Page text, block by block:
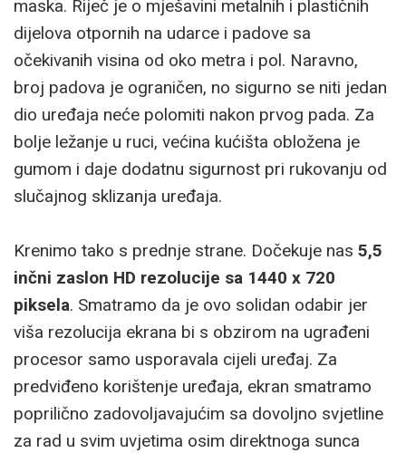
maska. Riječ je o mješavini metalnih i plastičnih
dijelova otpornih na udarce i padove sa
očekivanih visina od oko metra i pol. Naravno,
broj padova je ograničen, no sigurno se niti jedan
dio uređaja neće polomiti nakon prvog pada. Za
bolje ležanje u ruci, većina kućišta obložena je
gumom i daje dodatnu sigurnost pri rukovanju od
slučajnog sklizanja uređaja.
Krenimo tako s prednje strane. Dočekuje nas 5,5
inčni zaslon HD rezolucije sa 1440 x 720
piksela. Smatramo da je ovo solidan odabir jer
viša rezolucija ekrana bi s obzirom na ugrađeni
procesor samo usporavala cijeli uređaj. Za
predviđeno korištenje uređaja, ekran smatramo
poprilično zadovoljavajućim sa dovoljno svjetline
za rad u svim uvjetima osim direktnoga sunca